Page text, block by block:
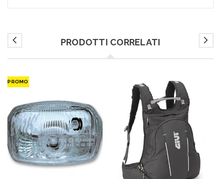
PRODOTTI CORRELATI
PROMO